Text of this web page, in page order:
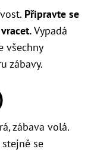
Připravte se
Vypadá
všechny
zábavy.
zábava volá.
se